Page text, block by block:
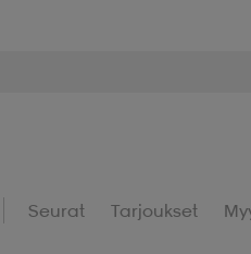
Seurat Tarjoukset